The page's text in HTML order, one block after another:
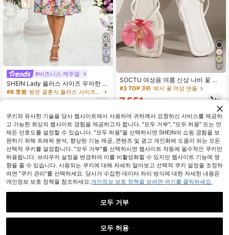
8
#비즈니스 캐주얼
SHEIN Lady 플러스 사이즈 우아한 꽃
무늬 크롭탑 및 드레스 2피스 세트
#8 호평 받은 결혼식 플러스 사이즈 공동 주문
37
SOCTU 여성용 여름 신상 나비 꽃 슬
라이드 샌들, 비치 플립플롭, 다용도
#3 TOP 3위 에서 꽃 여성 샌들
7,551
쿠키와 유사한 기술을 당사 웹사이트에서 사용하여 귀하께서 요청하신 서비스를 제공하
고 가능한 최상의 웹사이트 경험을 제공하고자 합니다. "모두 거부", "모두 허용" 또는 언
제든 선호도를 설정할 수 있습니다. "모두 허용"을 선택하시면 SHEIN의 쇼핑 경험을 보
완하기 위해 트래픽 분석, 향상된 기능 제공, 콘텐츠 및 광고 개인화에 도움이 되는 모든
선택적 쿠키를 설정합니다. "모두 거부"를 선택하시면 웹사이트 작동에 필수적인 쿠키만
허용됩니다. 브라우저 설정을 변경하여 이를 비활성화할 수 있지만 웹사이트 기능에 영
향을 줄 수 있습니다. 사용되는 쿠키에 대해 자세히 알아보고 선택적 쿠키 설정을 조정하
려면 "쿠키 관리"를 선택하세요. 당사가 수집한 데이터 처리 방식에 대한 자세한 내용은
개인정보 보호 정책을 참조하세요. 개인정보 보호 정책을 보려면 여기를 클릭하세요.
모두 거부
모두 허용